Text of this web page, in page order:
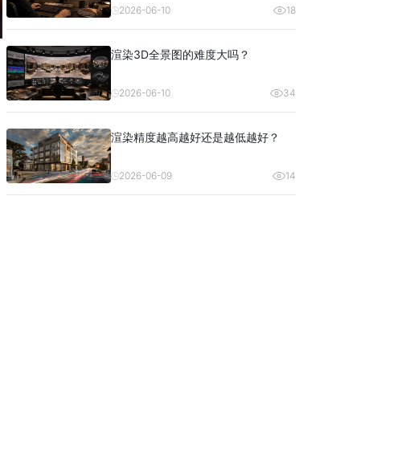
2026-06-10 18
渲染3D全景图的难度大吗？
2026-06-10 34
渲染精度越高越好还是越低越好？
2026-06-09 14